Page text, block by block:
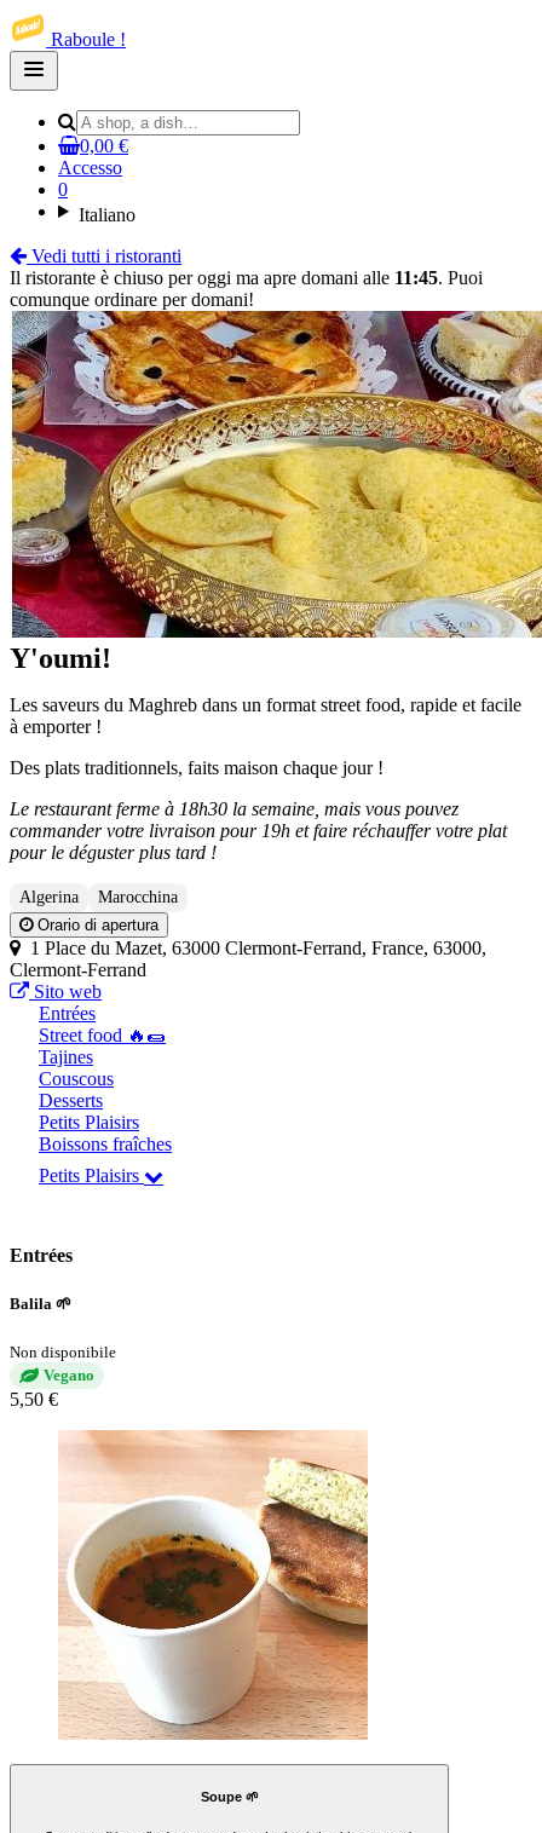
Raboule !
Open
main
0,00 €
Accesso
0
Italiano
Vedi tutti i ristoranti
Il ristorante è chiuso per oggi ma apre domani alle 11:45. Puoi
comunque ordinare per domani!
Y'oumi!
Les saveurs du Maghreb dans un format street food, rapide et facile
à emporter !
Des plats traditionnels, faits maison chaque jour !
Le restaurant ferme à 18h30 la semaine, mais vous pouvez
commander votre livraison pour 19h et faire réchauffer votre plat
pour le déguster plus tard !
Algerina
Marocchina
Orario di apertura
1 Place du Mazet, 63000 Clermont-Ferrand, France, 63000,
Clermont-Ferrand
Sito web
Entrées
Street food 🔥🌯
Tajines
Couscous
Desserts
Petits Plaisirs
Boissons fraîches
Petits Plaisirs
Entrées
Balila 🌱
Non disponibile
Vegano
5,50 €
Soupe 🌱